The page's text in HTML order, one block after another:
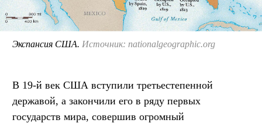
Экспансия США. Источник: nationalgeographic.org
В 19-й век США вступили третьестепенной
державой, а закончили его в ряду первых
государств мира, совершив огромный